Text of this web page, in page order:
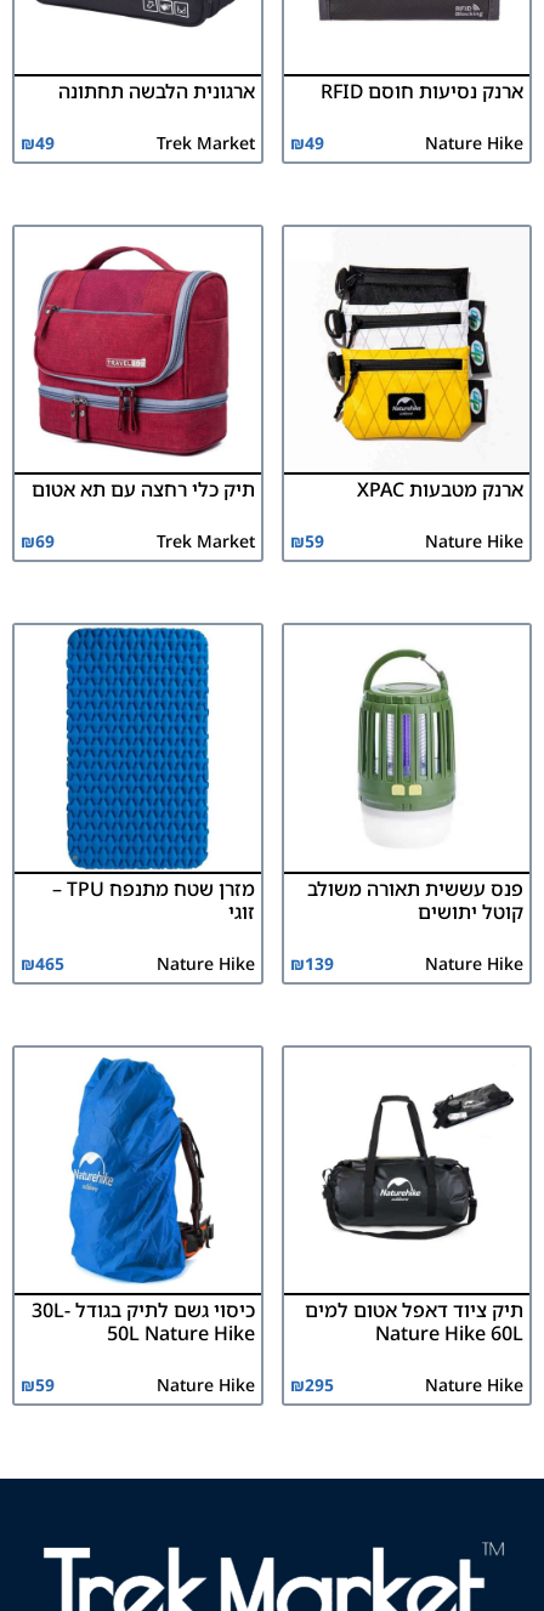
ארנק נסיעות חוסם RFID
Nature Hike
₪49
ארגונית הלבשה תחתונה
Trek Market
₪49
ארנק מטבעות XPAC
Nature Hike
₪59
תיק כלי רחצה עם תא אטום
Trek Market
₪69
פנס עששית תאורה משולב
קוטל יתושים
Nature Hike
₪139
מזרן שטח מתנפח TPU –
זוגי
Nature Hike
₪465
תיק ציוד דאפל אטום למים
Nature Hike 60L
Nature Hike
₪295
כיסוי גשם לתיק בגודל 30L-
50L Nature Hike
Nature Hike
₪59